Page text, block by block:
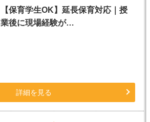
【保育学生OK】延長保育対応｜授
業後に現場経験が…
詳細を見る